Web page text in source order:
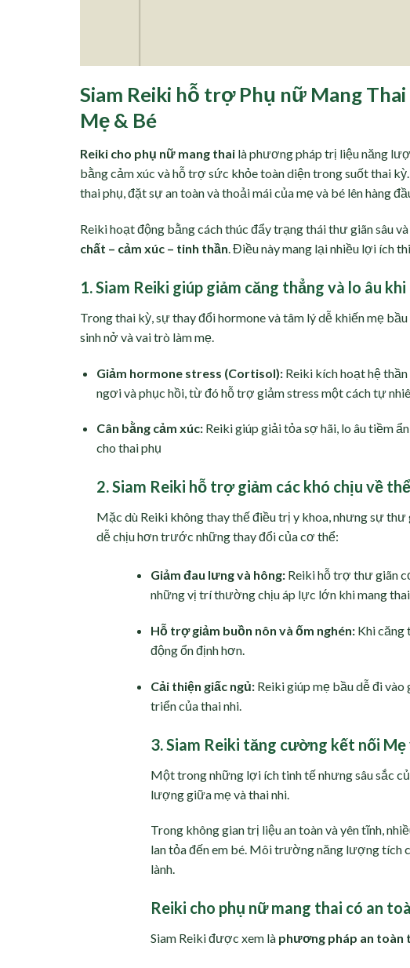
Siam Reiki hỗ trợ Phụ nữ Mang
Mẹ & Bé
Reiki cho phụ nữ mang thai là phương pháp trị liệu năng
bằng cảm xúc và hỗ trợ sức khỏe toàn diện trong suốt thai
thai phụ, đặt sự an toàn và thoải mái của mẹ và bé lên hàng
Reiki hoạt động bằng cách thúc đẩy trạng thái thư giãn sâu
chất – cảm xúc – tinh thần. Điều này mang lại nhiều lợi ích
1. Siam Reiki giúp giảm căng thẳng và lo âu
Trong thai kỳ, sự thay đổi hormone và tâm lý dễ khiến mẹ
sinh nở và vai trò làm mẹ.
Giảm hormone stress (Cortisol):Reiki kích hoạt hệ thần
ngơi và phục hồi, từ đó hỗ trợ giảm stress một cách tự
Cân bằng cảm xúc:Reiki giúp giải tỏa sợ hãi, lo âu tiềm
cho thai phụ
2. Siam Reiki hỗ trợ giảm các khó chịu về
Mặc dù Reiki không thay thế điều trị y khoa, nhưng sự
dễ chịu hơn trước những thay đổi của cơ thể:
Giảm đau lưng và hông:Reiki hỗ trợ thư giãn
những vị trí thường chịu áp lực lớn khi mang
Hỗ trợ giảm buồn nôn và ốm nghén:Khi căng
động ổn định hơn.
Cải thiện giấc ngủ:Reiki giúp mẹ bầu dễ đi vào
triển của thai nhi.
3. Siam Reiki tăng cường kết nối Mẹ
Một trong những lợi ích tinh tế nhưng sâu sắc
lượng giữa mẹ và thai nhi.
Trong không gian trị liệu an toàn và yên tĩnh,
lan tỏa đến em bé. Môi trường năng lượng tích
lành.
Reiki cho phụ nữ mang thai có an
Siam Reiki được xem là phương pháp an toàn